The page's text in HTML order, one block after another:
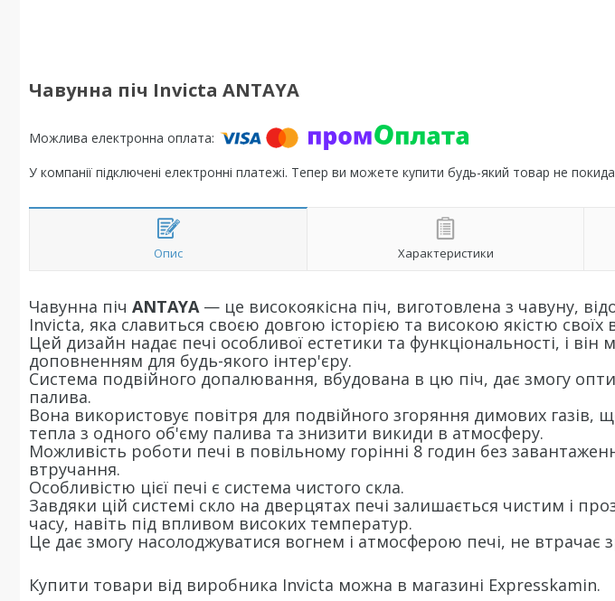
Чавунна піч Invicta ANTAYA
У компанії підключені електронні платежі. Тепер ви можете купити будь-який товар не
Опис Характеристики
Чавунна піч ANTAYA — це високоякісна піч, виготовлена з чавуну,
Invicta, яка славиться своєю довгою історією та високою якістю своїх
Цей дизайн надає печі особливої естетики та функціональності, і
доповненням для будь-якого інтер'єру.
Система подвійного допалювання, вбудована в цю піч, дає змогу
палива.
Вона використовує повітря для подвійного згоряння димових газів,
тепла з одного об'єму палива та знизити викиди в атмосферу.
Можливість роботи печі в повільному горінні 8 годин без
втручання.
Особливістю цієї печі є система чистого скла.
Завдяки цій системі скло на дверцятах печі залишається чистим і
часу, навіть під впливом високих температур.
Це дає змогу насолоджуватися вогнем і атмосферою печі, не втрачає
Купити товари від виробника Invicta можна в магазині Expresskamin.